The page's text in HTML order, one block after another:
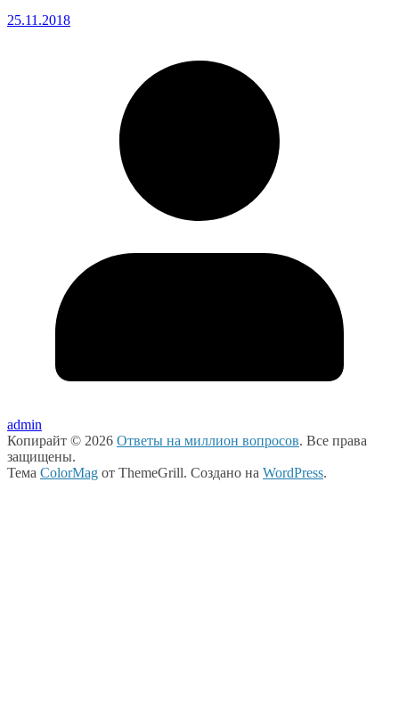
25.11.2018
admin
Копирайт © 2026 Ответы на миллион вопросов. Все права
защищены.
Тема ColorMag от ThemeGrill. Создано на WordPress.